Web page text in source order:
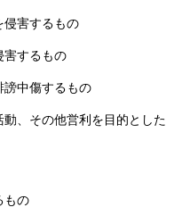
侵害するもの
害するもの
謗中傷するもの
、その他営利を目的とした
もの